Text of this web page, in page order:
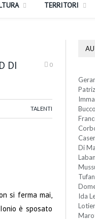
TERRITORI
DI
0
TALENTI
si ferma mai,
è sposato
Di
Ida